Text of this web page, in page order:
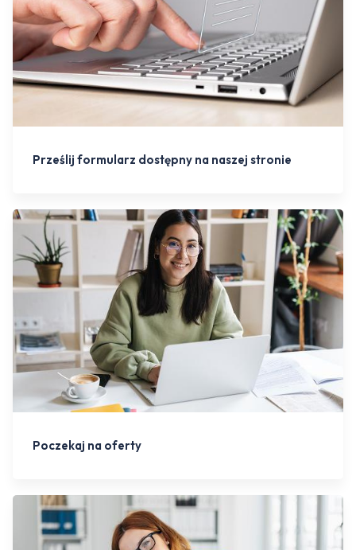
Prześlij formularz dostępny na naszej stronie
Poczekaj na oferty